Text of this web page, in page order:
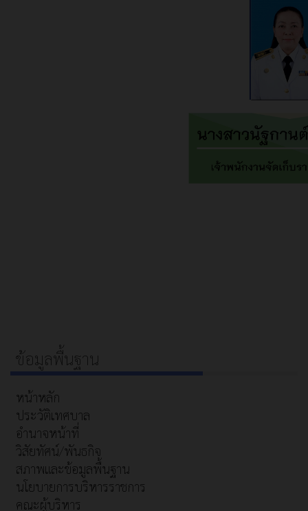
ข้อมูลพื้นฐาน
หน้าหลัก
ประวัติเทศบาล
อำนาจหน้าที่
วิสัยทัศน์/พันธกิจ
สภาพและข้อมูลพื้นฐาน
นโยบายการบริหารราชการ
คณะผู้บริหาร